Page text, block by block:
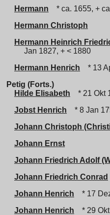
Hermann
* ca. 1655, +
Hermann Christoph
Hermann Heinrich
Jan 1827, + < 1880
Hermann Henrich
* 13
Petig (Forts.)
Hilde Elisabeth
* 21 Okt
Jobst Henrich
* 8 Jan
Johann Christoph
Johann Ernst
Johann Friedrich Adolf
Johann Friedrich Conrad
Johann Henrich
* 17
Johann Henrich
* 29